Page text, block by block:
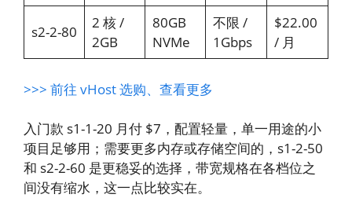
s2-2-80
2 核 /
2GB
80GB
NVMe
不限 /
1Gbps
$22.00
/ 月
>>> 前往 vHost 选购、查看更多
入门款 s1-1-20 月付 $7，配置轻量，单一用途的小
项目足够用；需要更多内存或存储空间的，s1-2-50
和 s2-2-60 是更稳妥的选择，带宽规格在各档位之
间没有缩水，这一点比较实在。